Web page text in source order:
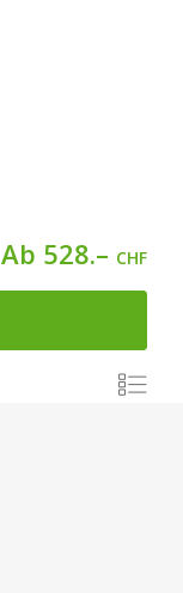
Ab 528.– CHF